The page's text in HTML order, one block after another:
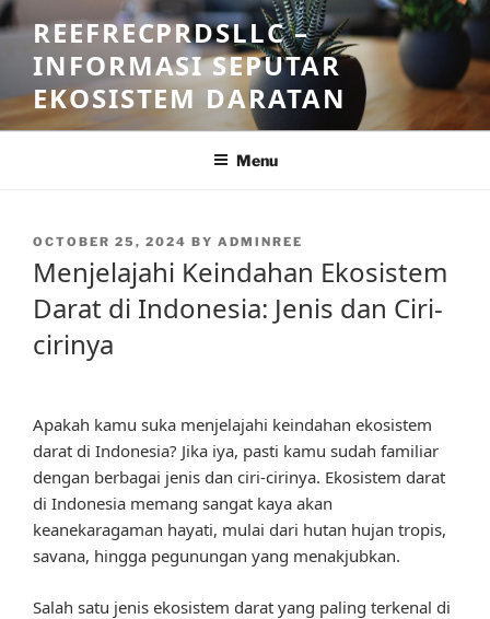
Skip
to
content
REEFRECPRDSLLC –
INFORMASI SEPUTAR
EKOSISTEM DARATAN
Menu
POSTED
OCTOBER 25, 2024 BY ADMINREE
Menjelajahi Keindahan Ekosistem
Darat di Indonesia: Jenis dan Ciri-
cirinya
Apakah kamu suka menjelajahi keindahan ekosistem
darat di Indonesia? Jika iya, pasti kamu sudah familiar
dengan berbagai jenis dan ciri-cirinya. Ekosistem darat
di Indonesia memang sangat kaya akan
keanekaragaman hayati, mulai dari hutan hujan tropis,
savana, hingga pegunungan yang menakjubkan.
Salah satu jenis ekosistem darat yang paling terkenal di